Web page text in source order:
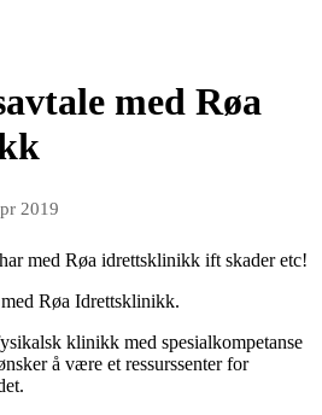
med Røa
2019
med Røa idrettsklinikk ift skader etc!
Røa Idrettsklinikk.
klinikk med spesialkompetanse
å være et ressurssenter for